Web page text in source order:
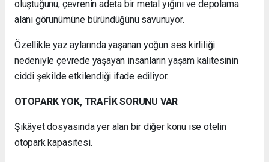
oluştuğunu, çevrenin adeta bir metal yığını ve depolama
alanı görünümüne büründüğünü savunuyor.
Özellikle yaz aylarında yaşanan yoğun ses kirliliği
nedeniyle çevrede yaşayan insanların yaşam kalitesinin
ciddi şekilde etkilendiği ifade ediliyor.
OTOPARK YOK, TRAFİK SORUNU VAR
Şikâyet dosyasında yer alan bir diğer konu ise otelin
otopark kapasitesi.